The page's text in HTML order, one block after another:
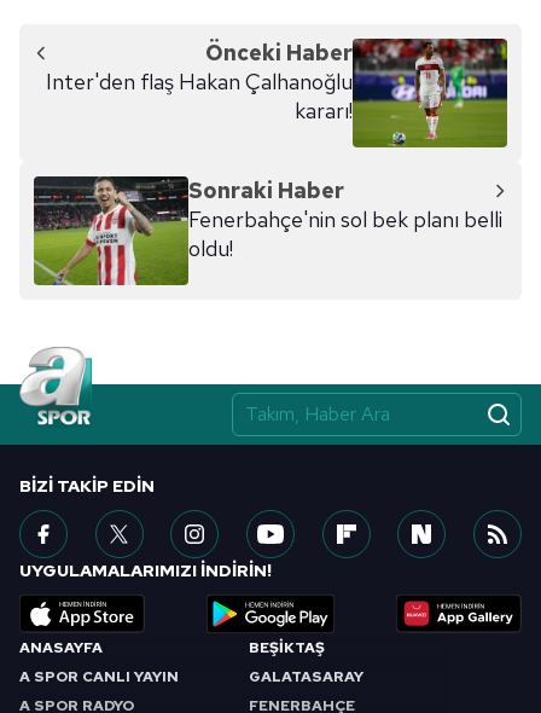
Önceki Haber
Inter'den flaş Hakan Çalhanoğlu
kararı!
Sonraki Haber
Fenerbahçe'nin sol bek planı belli
oldu!
ANASAYFA
A SPOR CANLI YAYIN
A SPOR RADYO
BEŞİKTAŞ
GALATASARAY
FENERBAHÇE
BIZI TAKIP EDIN
UYGULAMALARIMIZI İNDİRİN!